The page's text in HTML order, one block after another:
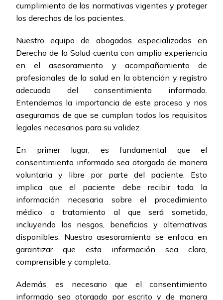
cumplimiento de las normativas vigentes y proteger
los derechos de los pacientes.
Nuestro equipo de abogados especializados en
Derecho de la Salud cuenta con amplia experiencia
en el asesoramiento y acompañamiento de
profesionales de la salud en la obtención y registro
adecuado del consentimiento informado.
Entendemos la importancia de este proceso y nos
aseguramos de que se cumplan todos los requisitos
legales necesarios para su validez.
En primer lugar, es fundamental que el
consentimiento informado sea otorgado de manera
voluntaria y libre por parte del paciente. Esto
implica que el paciente debe recibir toda la
información necesaria sobre el procedimiento
médico o tratamiento al que será sometido,
incluyendo los riesgos, beneficios y alternativas
disponibles. Nuestro asesoramiento se enfoca en
garantizar que esta información sea clara,
comprensible y completa.
Además, es necesario que el consentimiento
informado sea otorgado por escrito y de manera